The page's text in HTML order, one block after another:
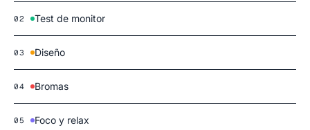
02 Test de monitor
03 Diseño
04 Bromas
05 Foco y relax